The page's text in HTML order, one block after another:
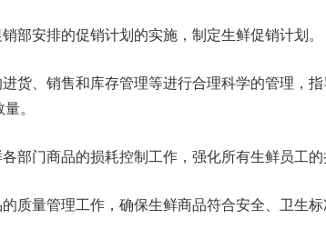
部安排的促销计划的实施，制定生鲜促销计划。
货、销售和库存管理等进行合理科学的管理，
。
部门商品的损耗控制工作，强化所有生鲜员工的
质量管理工作，确保生鲜商品符合安全、卫生标